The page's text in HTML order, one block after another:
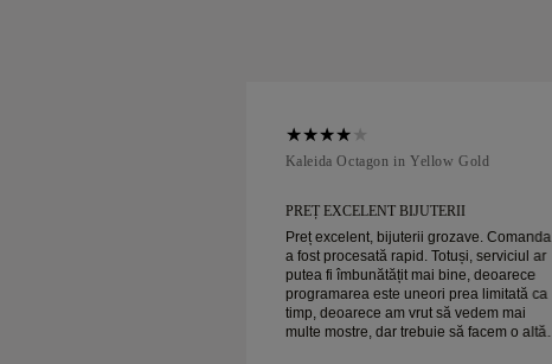
Kaleida Octagon in Yellow Gold
PREȚ EXCELENT BIJUTERII
Preț excelent, bijuterii grozave. Comanda
a fost procesată rapid. Totuși, serviciul ar
putea fi îmbunătățit mai bine, deoarece
programarea este uneori prea limitată ca
timp, deoarece am vrut să vedem mai
multe mostre, dar trebuie să facem o altă